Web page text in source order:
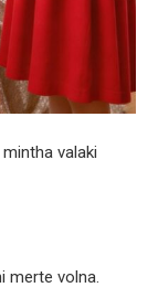
valaki
merte volna.